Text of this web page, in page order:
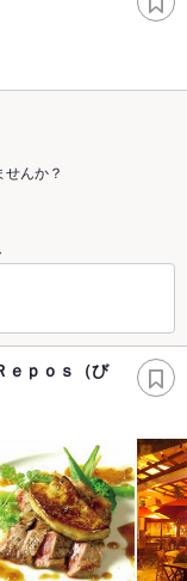
んか？
ｅｐｏｓ（び